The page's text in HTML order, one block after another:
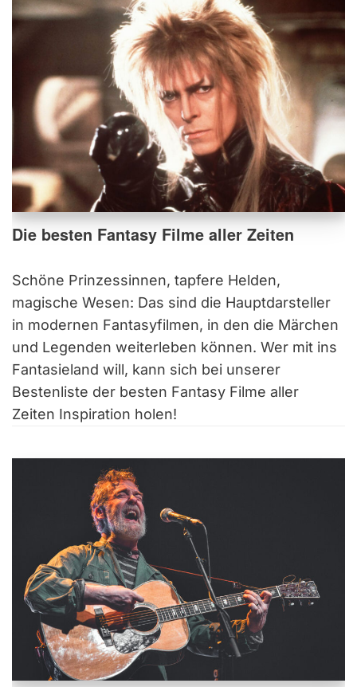
Die besten Fantasy Filme aller Zeiten
Schöne Prinzessinnen, tapfere Helden,
magische Wesen: Das sind die Hauptdarsteller
in modernen Fantasyfilmen, in den die Märchen
und Legenden weiterleben können. Wer mit ins
Fantasieland will, kann sich bei unserer
Bestenliste der besten Fantasy Filme aller
Zeiten Inspiration holen!